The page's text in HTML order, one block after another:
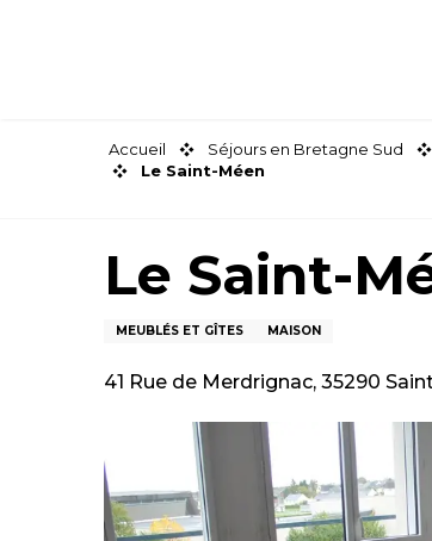
Accueil Séjours en Bretagne Sud
Le Saint-Méen
Le Saint-
MEUBLÉS ET GÎTES MAISON
41 Rue de Merdrignac, 35290